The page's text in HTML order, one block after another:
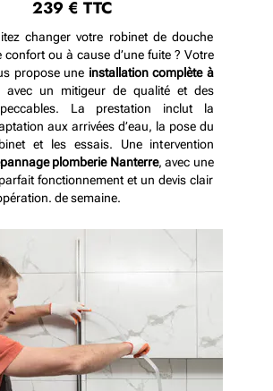
239 € TTC
changer votre robinet de douche
confort ou à cause d’une fuite ? Votre
propose une installation complète à
avec un mitigeur de qualité et des
La prestation inclut la
aux arrivées d’eau, la pose du
et les essais. Une intervention
plomberie Nanterre, avec une
fonctionnement et un devis clair
de semaine.